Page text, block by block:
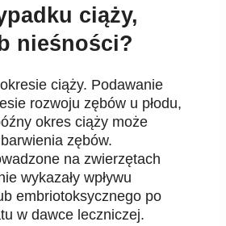
ciąży,
nieśności?
ciąży. Podawanie
rozwoju zębów u płodu,
okres ciąży może
zębów.
na zwierzętach
wykazały wpływu
embriotoksycznego po
w dawce leczniczej.